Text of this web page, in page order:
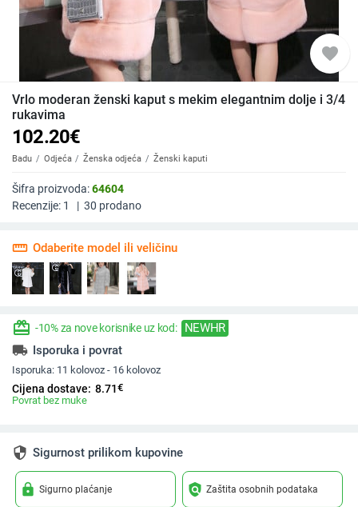
favorite
Vrlo moderan ženski kaput s mekim elegantnim dolje i 3/4
rukavima
102.20€
Badu Odjeća Ženska odjeća Ženski kaputi
Šifra proizvoda:64604
Recenzije: 1 | 30 prodano
straighten Odaberite model ili veličinu
redeem -10% za nove korisnike uz kod: NEWHR
local_shipping Isporuka i povrat
Isporuka: 11 kolovoz - 16 kolovoz
Cijena dostave: 8.71€
Povrat bez muke
security Sigurnost prilikom kupovine
lock Sigurno plaćanje policy Zaštita osobnih podataka